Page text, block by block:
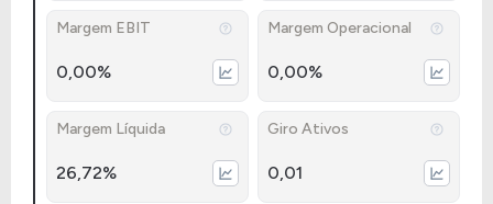
Margem EBIT
0,00%
Margem Operacional
0,00%
Margem Líquida
26,72%
Giro Ativos
0,01